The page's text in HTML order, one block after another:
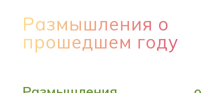
Размышления о
прошедшем году